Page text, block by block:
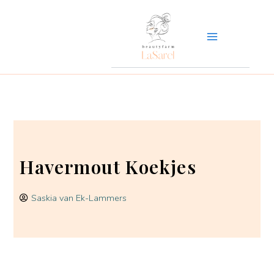
Havermout Koekjes
Saskia van Ek-Lammers